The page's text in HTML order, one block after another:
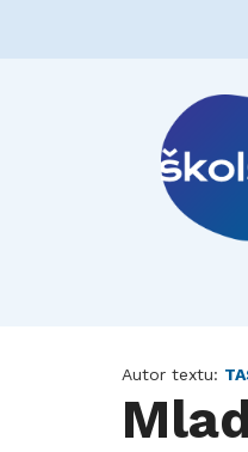
Autor textu: